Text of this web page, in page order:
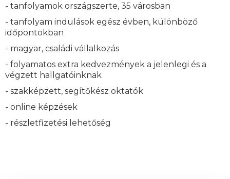
- tanfolyamok országszerte, 35 városban
- tanfolyam indulások egész évben, különböző
időpontokban
- magyar, családi vállalkozás
- folyamatos extra kedvezmények a jelenlegi és a
végzett hallgatóinknak
- szakképzett, segítőkész oktatók
- online képzések
- részletfizetési lehetőség